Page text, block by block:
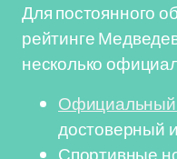
Для постоянного
рейтинге
несколько
Официальный
достоверный